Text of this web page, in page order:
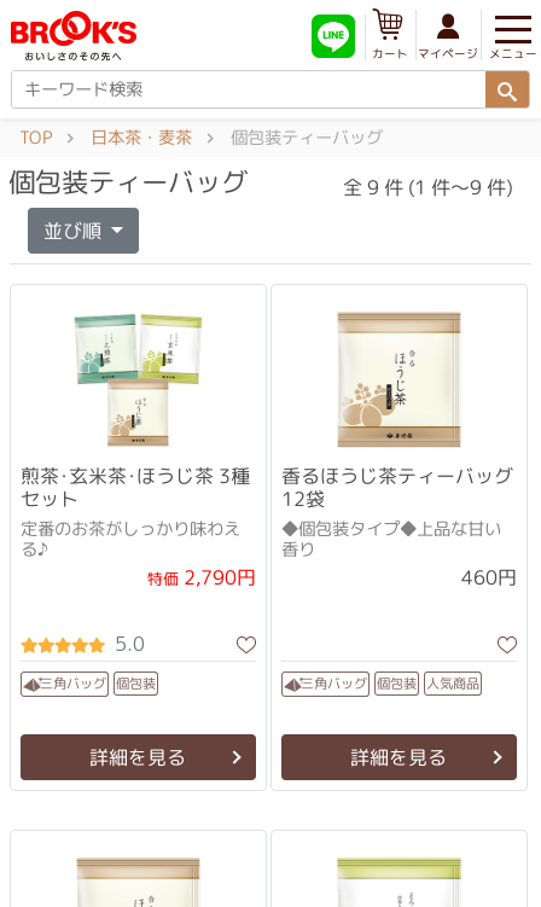
メニュー
マイページ
カート
TOP 日本茶・麦茶 個包装ティーバッグ
個包装ティーバッグ 全 9 件 (1 件～9 件)
並び順
煎茶･玄米茶･ほうじ茶 3種
セット
定番のお茶がしっかり味わえ
る♪
特価2,790円
5.0
三角バッグ 個包装
詳細を見る
香るほうじ茶ティーバッグ
12袋
◆個包装タイプ◆上品な甘い
香り
460円
三角バッグ 個包装 人気商品
詳細を見る